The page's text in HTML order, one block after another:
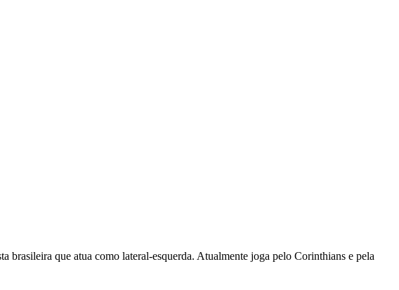
brasileira que atua como lateral-esquerda. Atualmente joga pelo Corinthians e pela